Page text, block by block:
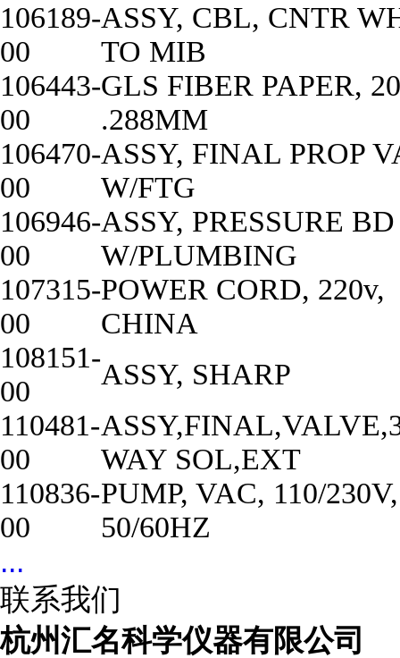
106189-
00
ASSY, CBL, CNTR
TO MIB
106443-
00
GLS FIBER PAPER,
.288MM
106470-
00
ASSY, FINAL PROP
W/FTG
106946-
00
ASSY, PRESSURE BD
W/PLUMBING
107315-
00
POWER CORD, 220v,
CHINA
108151-
00
ASSY, SHARP
110481-
00
WAY SOL,EXT
110836-
00
PUMP, VAC, 110/230V,
50/60HZ
...
联系我们
杭州汇名科学仪器有限公司